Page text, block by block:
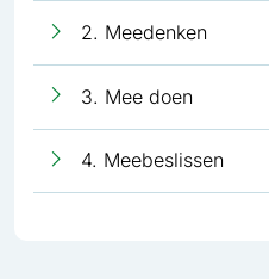
2. Meedenken
3. Mee doen
4. Meebeslissen